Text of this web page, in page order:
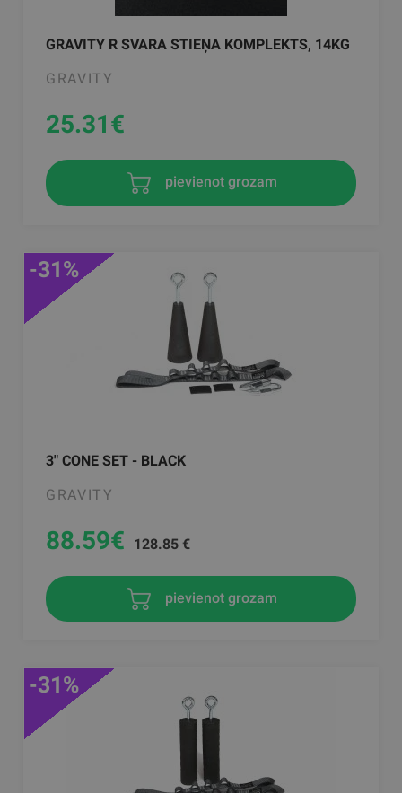
GRAVITY R SVARA STIEŅA KOMPLEKTS, 14KG
GRAVITY
25.31€
pievienot grozam
3" CONE SET - BLACK
GRAVITY
-31%
88.59€ 128.85 €
pievienot grozam
-31%